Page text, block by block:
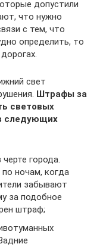
допустили
что нужно
с тем, что
определить, то
свет
Штрафы за
световых
следующих
города.
ночам, когда
забывают
за подобное
штраф;